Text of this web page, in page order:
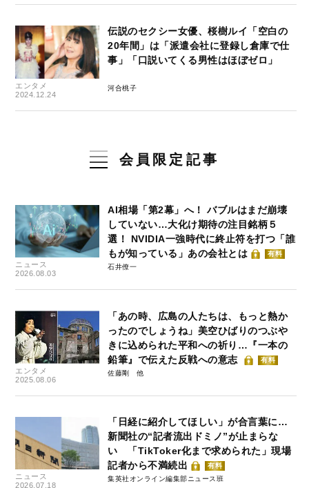
エンタメ
2024.12.24
伝説のセクシー女優、桜樹ルイ「空白の
20年間」は「派遣会社に登録し倉庫で仕
事」「口説いてくる男性はほぼゼロ」
河合桃子
会員限定記事
ニュース
2026.08.03
AI相場「第2幕」へ！ バブルはまだ崩壊
していない…大化け期待の注目銘柄５
選！ NVIDIA一強時代に終止符を打つ「誰
もが知っている」あの会社とは
有料
石井僚一
エンタメ
2025.08.06
「あの時、広島の人たちは、もっと熱か
ったのでしょうね」美空ひばりのつぶや
きに込められた平和への祈り…『一本の
鉛筆』で伝えた反戦への意志
有料
佐藤剛
ニュース
2026.07.18
「日経に紹介してほしい」が合言葉に…
新聞社の“記者流出ドミノ”が止まらな
い 「TikToker化まで求められた」現場
記者から不満続出
有料
集英社オンライン編集部ニュース班